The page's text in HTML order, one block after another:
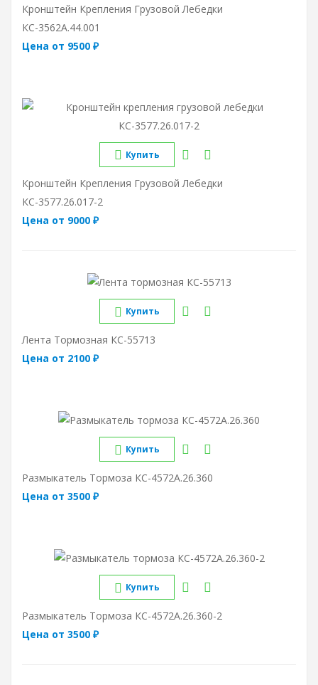
Кронштейн Крепления Грузовой Лебедки
КС-3562А.44.001
Цена от 9500 ₽
Купить
Кронштейн Крепления Грузовой Лебедки
КС-3577.26.017-2
Цена от 9000 ₽
Купить
Лента Тормозная КС-55713
Цена от 2100 ₽
Купить
Размыкатель Тормоза КС-4572А.26.360
Цена от 3500 ₽
Купить
Размыкатель Тормоза КС-4572А.26.360-2
Цена от 3500 ₽